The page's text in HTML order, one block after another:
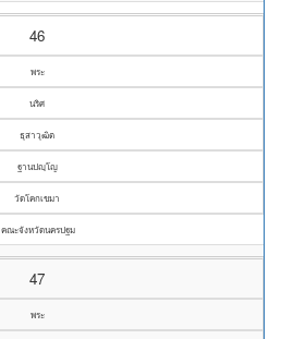
46
พระ
นริศ
ธุสาวุฒิต
ฐานปญฺโญ
วัดโคกเขมา
คณะจังหวัดนครปฐม
47
พระ